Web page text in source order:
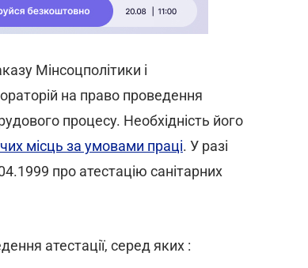
Мінсоцполітики і
на право проведення
процесу. Необхідність його
місць за умовами праці. У разі
про атестацію санітарних
атестації, серед яких :